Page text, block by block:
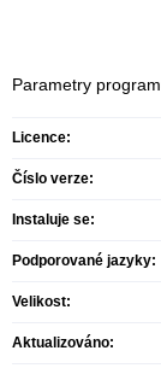
Parametry
Licence:
Číslo verze:
Instaluje se:
Podporované jazyky:
Velikost:
Aktualizováno: